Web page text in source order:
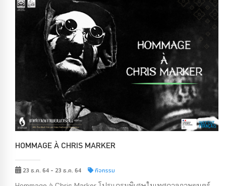
HOMMAGE À CHRIS MARKER
23 ธ.ค. 64 - 23 ธ.ค. 64 กิจกรรม